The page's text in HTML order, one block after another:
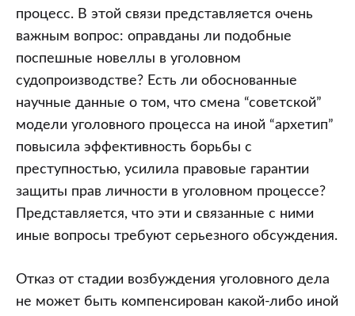
процесс. В этой связи представляется очень
важным вопрос: оправданы ли подобные
поспешные новеллы в уголовном
судопроизводстве? Есть ли обоснованные
научные данные о том, что смена “советской”
модели уголовного процесса на иной “архетип”
повысила эффективность борьбы с
преступностью, усилила правовые гарантии
защиты прав личности в уголовном процессе?
Представляется, что эти и связанные с ними
иные вопросы требуют серьезного обсуждения.
Отказ от стадии возбуждения уголовного дела
не может быть компенсирован какой-либо иной